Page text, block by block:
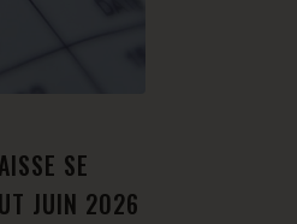
SE
JUIN 2026